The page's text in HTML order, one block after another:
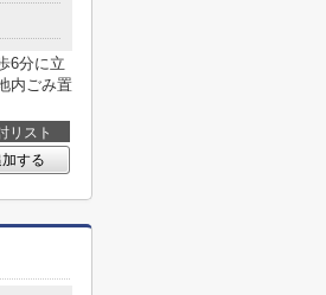
6分に立
内ごみ置
リスト
する